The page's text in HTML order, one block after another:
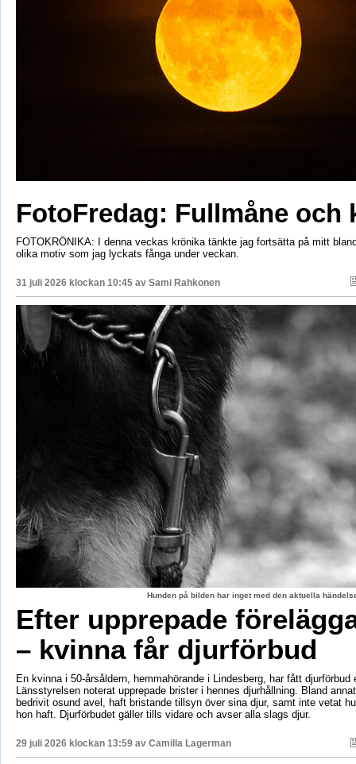
FotoFredag: Fullmåne och
FOTOKRÖNIKA: I denna veckas krönika tänkte jag fortsätta på mitt
olika motiv som jag lyckats fånga under veckan.
31 juli 2026 klockan 10:45 av Sami Rahkonen
Hunden på bilden har inget med den aktuella
Efter upprepade
– kvinna får djurförbud
En kvinna i 50-årsåldern, hemmahörande i Lindesberg, har fått djurförbud
Länsstyrelsen noterat upprepade brister i hennes djurhållning. Bland
bedrivit osund avel, haft bristande tillsyn över sina djur, samt inte vetat
hon haft. Djurförbudet gäller tills vidare och avser alla slags djur.
29 juli 2026 klockan 13:59 av Camilla Lagerman